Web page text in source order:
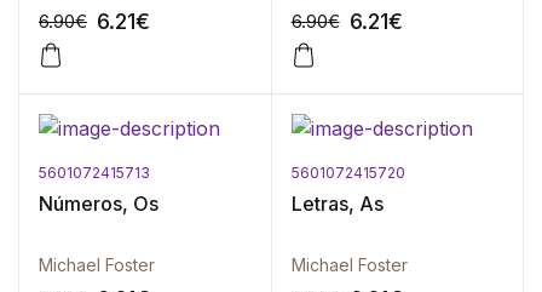
6.90€ 6.21€ 6.90€ 6.21€
5601072415713
Números, Os
Michael Foster
5601072415720
Letras, As
Michael Foster